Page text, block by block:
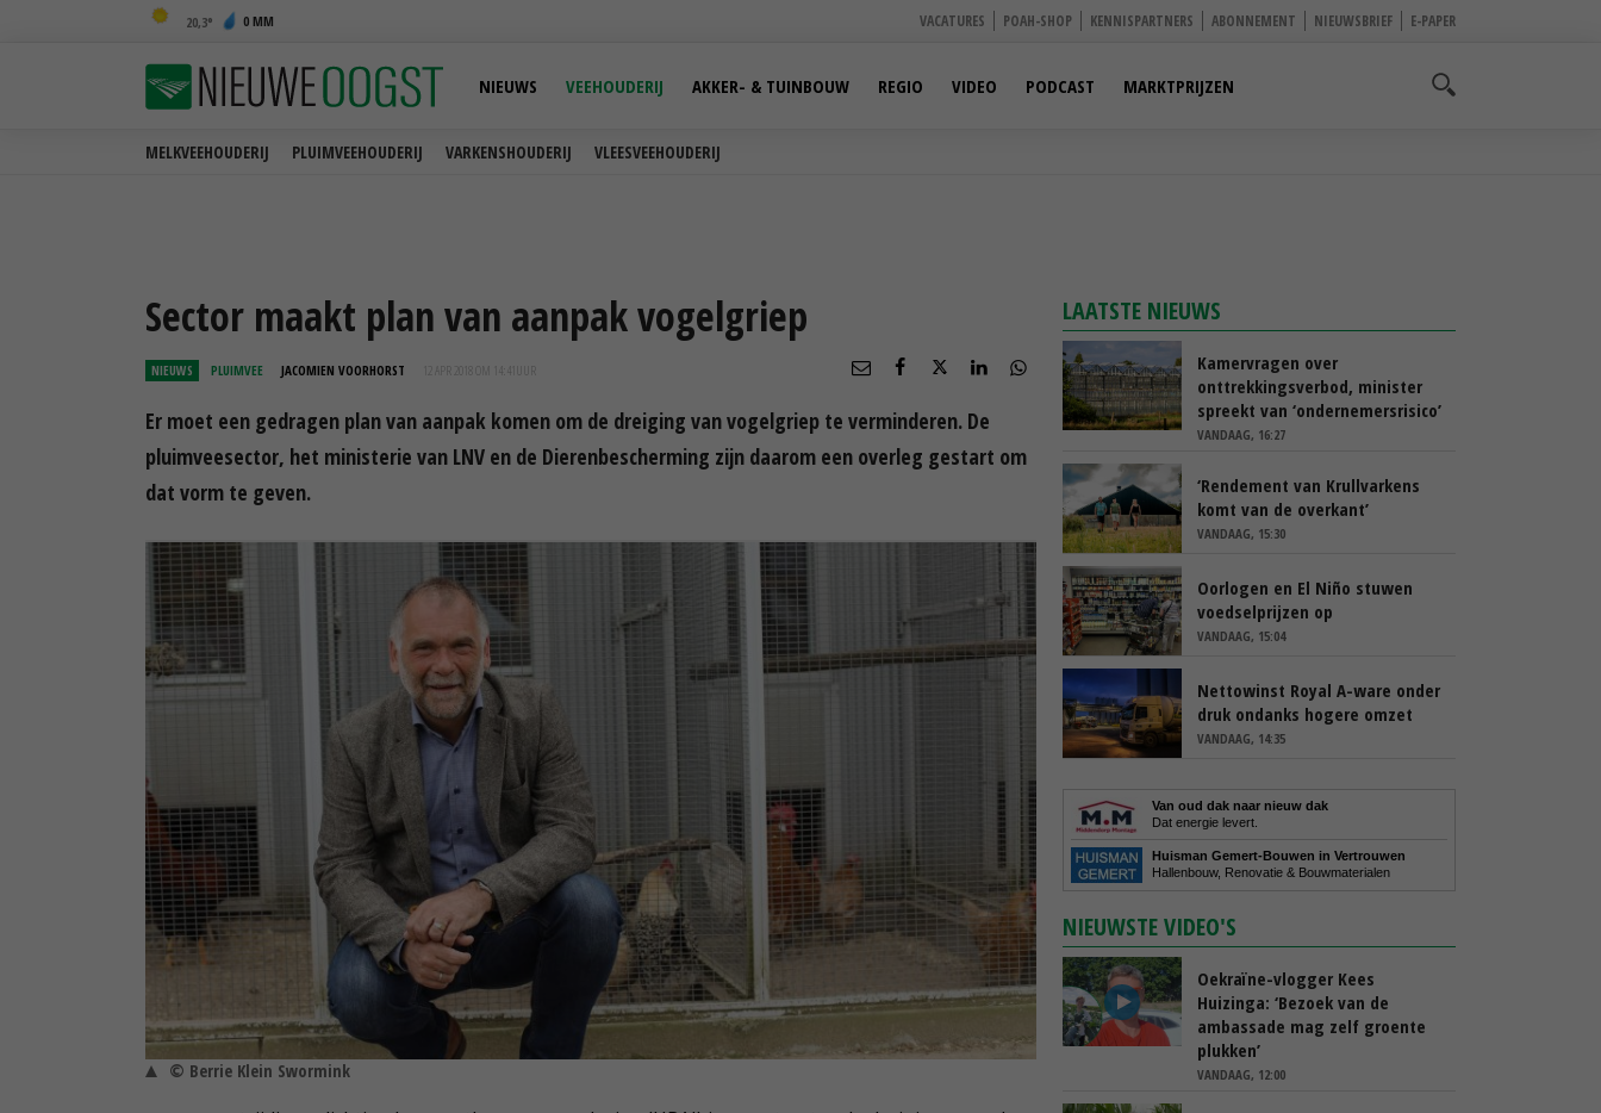
20,3 0 MM VACATURES POAH-SHOP KENNISPARTNERS ABONNEMENT NIEUWSBRIEF E-PAPER
MELKVEEHOUDERIJ PLUIMVEEHOUDERIJ VARKENSHOUDERIJ VLEESVEEHOUDERIJ
NIEUWS VEEHOUDERIJ AKKER- & TUINBOUW REGIO VIDEO PODCAST MARKTPRIJZEN
Sector maakt plan van aanpak vogelgriep
NIEUWS PLUIMVEE JACOMIEN VOORHORST 12 APR 2018 OM 14:41
Er moet een gedragen plan van aanpak komen om de dreiging van vogelgriep te verminderen. De
pluimveesector, het ministerie van LNV en de Dierenbescherming zijn daarom een overleg gestart om
dat vorm te geven.
© Berrie Klein Swormink
LAATSTE NIEUWS
Kamervragen over
onttrekkingsverbod, minister
spreekt van ‘ondernemersrisico’
VANDAAG, 16:27
‘Rendement van Krullvarkens
komt van de overkant’
VANDAAG, 15:30
Oorlogen en El Niño stuwen
voedselprijzen op
VANDAAG, 15:04
Nettowinst Royal A-ware onder
druk ondanks hogere omzet
VANDAAG, 14:35
Van oud dak naar nieuw dak
Dat energie levert.
Huisman Gemert-Bouwen in Vertrouwen
Hallenbouw, Renovatie & Bouwmaterialen
NIEUWSTE VIDEO'S
Oekraïne-vlogger Kees
Huizinga: ‘Bezoek van de
ambassade mag zelf groente
plukken’
VANDAAG, 12:00